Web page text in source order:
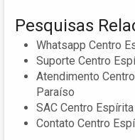
Pesquisas
Whatsapp Centro
Suporte Centro
Atendimento
Paraíso
SAC Centro
Contato Centro